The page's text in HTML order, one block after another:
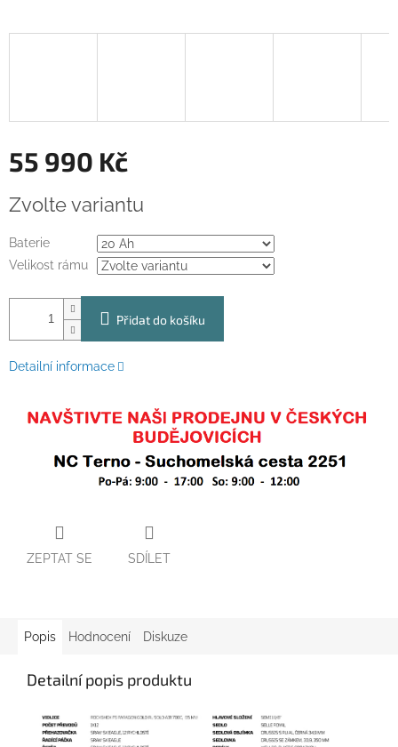
55 990 Kč
cena:
Zvolte variantu
Baterie
Velikost rámu
Přidat do košíku
Detailní informace
ZEPTAT SE SDÍLET
Popis Hodnocení Diskuze
Detailní popis produktu